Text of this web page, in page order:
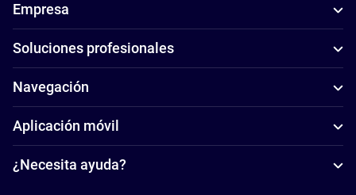
Empresa
Soluciones profesionales
Navegación
Aplicación móvil
¿Necesita ayuda?